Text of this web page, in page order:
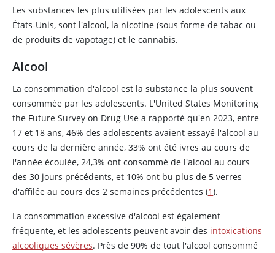
Les substances les plus utilisées par les adolescents aux
États-Unis, sont l'alcool, la nicotine (sous forme de tabac ou
de produits de vapotage) et le cannabis.
Alcool
La consommation d'alcool est la substance la plus souvent
consommée par les adolescents. L'United States Monitoring
the Future Survey on Drug Use a rapporté qu'en 2023, entre
17 et 18 ans, 46% des adolescents avaient essayé l'alcool au
cours de la dernière année, 33% ont été ivres au cours de
l'année écoulée, 24,3% ont consommé de l'alcool au cours
des 30 jours précédents, et 10% ont bu plus de 5 verres
d'affilée au cours des 2 semaines précédentes (1).
La consommation excessive d'alcool est également
fréquente, et les adolescents peuvent avoir des intoxications
alcooliques sévères. Près de 90% de tout l'alcool consommé